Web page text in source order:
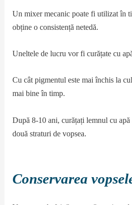
Un mixer mecanic poate fi utilizat în
obține o consistență netedă.
Uneltele de lucru vor fi curățate cu
Cu cât pigmentul este mai închis la
mai bine în timp.
După 8-10 ani, curățați lemnul cu
două straturi de vopsea.
Conservarea